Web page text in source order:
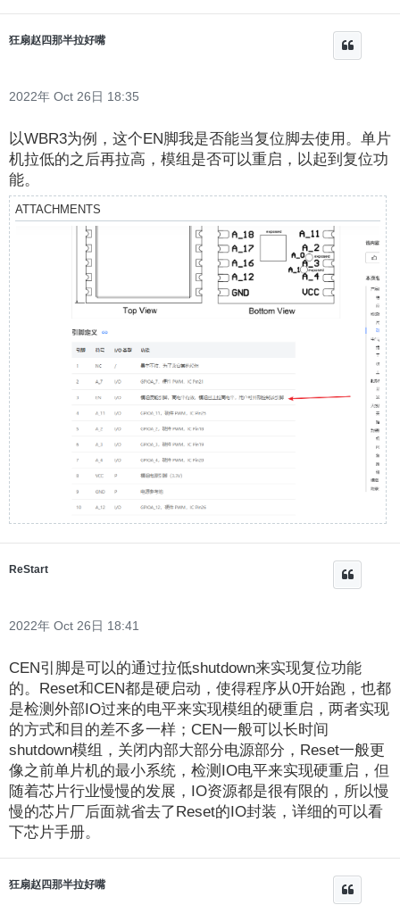
狂扇赵四那半拉好嘴
2022年 Oct 26日 18:35
以WBR3为例，这个EN脚我是否能当复位脚去使用。单片
机拉低的之后再拉高，模组是否可以重启，以起到复位功
能。
ATTACHMENTS
ReStart
2022年 Oct 26日 18:41
CEN引脚是可以的通过拉低shutdown来实现复位功能
的。Reset和CEN都是硬启动，使得程序从0开始跑，也都
是检测外部IO过来的电平来实现模组的硬重启，两者实现
的方式和目的差不多一样；CEN一般可以长时间
shutdown模组，关闭内部大部分电源部分，Reset一般更
像之前单片机的最小系统，检测IO电平来实现硬重启，但
随着芯片行业慢慢的发展，IO资源都是很有限的，所以慢
慢的芯片厂后面就省去了Reset的IO封装，详细的可以看
下芯片手册。
狂扇赵四那半拉好嘴